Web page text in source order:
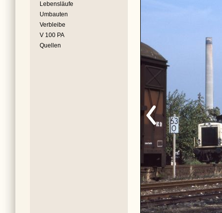
Lebensläufe
Umbauten
Verbleibe
V 100 PA
Quellen